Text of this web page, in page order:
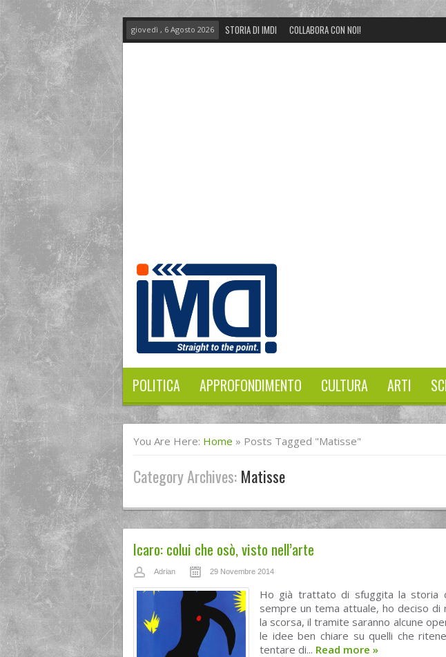
giovedì , 6 Agosto 2026 STORIA DI IMDI COLLABORA CON NOI!
POLITICA APPROFONDIMENTO CULTURA ARTI
You Are Here: Home » Posts Tagged "Matisse"
Category Archives: Matisse
Icaro: colui che osò, visto nell’arte
Adrian 29 Novembre 2014
Ho già trattato di sfuggita la storia
sempre un tema attuale, ho deciso di
la scorsa, il tramite saranno alcune
le idee ben chiare su quelli che
tentare di... Read more »